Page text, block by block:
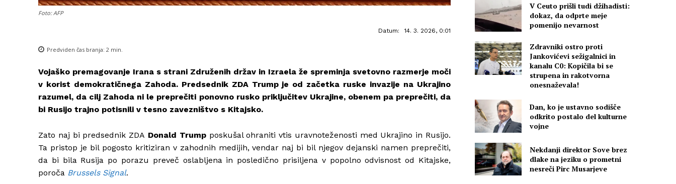
Foto: AFP
Datum: 14. 3. 2026, 0:01
Predviden čas branja: 2 min.
Vojaško premagovanje Irana s strani Združenih držav in Izraela že spreminja svetovno razmerje moči
v korist demokratičnega Zahoda. Predsednik ZDA Trump je od začetka ruske invazije na Ukrajino
razumel, da cilj Zahoda ni le preprečiti ponovno rusko priključitev Ukrajine, obenem pa preprečiti, da
bi Rusijo trajno potisnili v tesno zavezništvo s Kitajsko.
Zato naj bi predsednik ZDA Donald Trumpposkušal ohraniti vtis uravnoteženosti med Ukrajino in Rusijo.
Ta pristop je bil pogosto kritiziran v zahodnih medijih, vendar naj bi bil njegov dejanski namen preprečiti,
da bi bila Rusija po porazu preveč oslabljena in posledično prisiljena v popolno odvisnost od Kitajske,
poroča Brussels Signal.
V Ceuto prišli tudi džihadisti:
dokaz, da odprte meje
pomenijo nevarnost
Zdravniki ostro proti
Jankovićevi sežigalnici in
kanalu C0: Kopičila bi se
strupena in rakotvorna
onesnaževala!
Dan, ko je ustavno sodišče
odkrito postalo del kulturne
vojne
Nekdanji direktor Sove brez
dlake na jeziku o prometni
nesreči Pirc Musarjeve